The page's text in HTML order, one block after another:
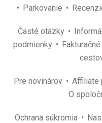
Parkovanie
Časté otázky
podmienky
Pre novinárov Affiliate
O
Ochrana súkromia